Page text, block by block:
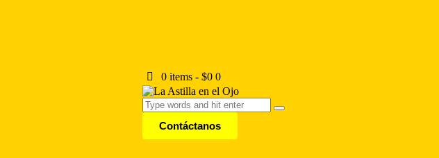
0 items- $0 0
Contáctanos